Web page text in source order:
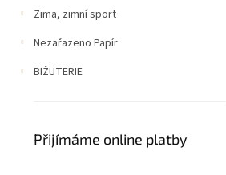
Zima, zimní sport
Nezařazeno Papír
BIŽUTERIE
Přijímáme online platby